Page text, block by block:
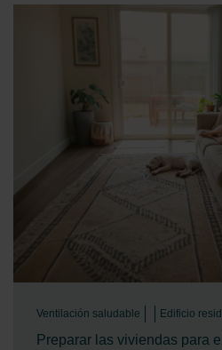
Ventilación saludable Edificio
Preparar las viviendas para